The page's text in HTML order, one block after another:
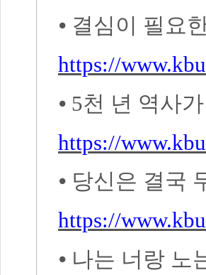
⦁ 결심이 필요
https://
⦁ 5천 년 역사
https://
⦁ 당신은 결국
https://
⦁ 나는 너랑 노